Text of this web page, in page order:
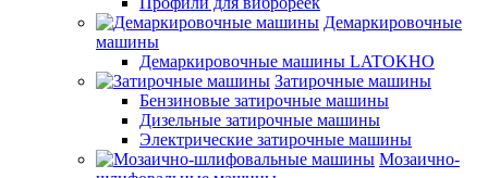
Демаркировочные
машины
Демаркировочные машины LATOKHO
Затирочные машины
Бензиновые затирочные машины
Дизельные затирочные машины
Электрические затирочные машины
Мозаично-